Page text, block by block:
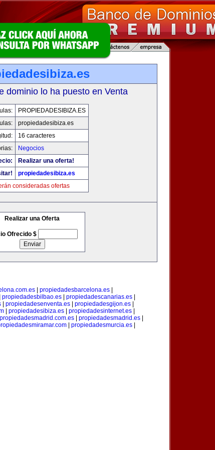
dominio lo ha puesto en Venta
PROPIEDADESIBIZA.ES
propiedadesibiza.es
16 caracteres
Negocios
Realizar una oferta!
propiedadesibiza.es
consideradas ofertas
Realizar una Oferta
Ofrecido $
| propiedadesbarcelona.es|
propiedadesbilbao.es propiedadescanarias.es
| propiedadesenventa.es| propiedadesgijon.es|
propiedadesibiza.es propiedadesinternet.es
propiedadesmadrid.com.es| propiedadesmadrid.es|
| propiedadesmurcia.es|